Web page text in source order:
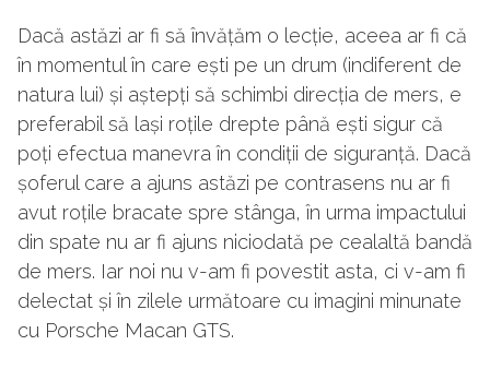
Dacă astăzi ar fi să învățăm o lecție, aceea ar fi că
în momentul în care ești pe un drum (indiferent de
natura lui) și aștepți să schimbi direcția de mers, e
preferabil să lași roțile drepte până ești sigur că
poți efectua manevra în condiții de siguranță. Dacă
șoferul care a ajuns astăzi pe contrasens nu ar fi
avut roțile bracate spre stânga, în urma impactului
din spate nu ar fi ajuns niciodată pe cealaltă bandă
de mers. Iar noi nu v-am fi povestit asta, ci v-am fi
delectat și în zilele următoare cu imagini minunate
cu Porsche Macan GTS.